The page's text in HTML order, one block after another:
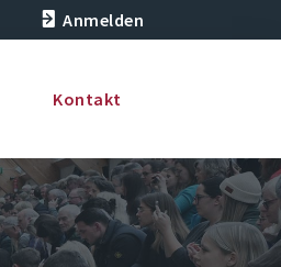
Anmelden
Kontakt